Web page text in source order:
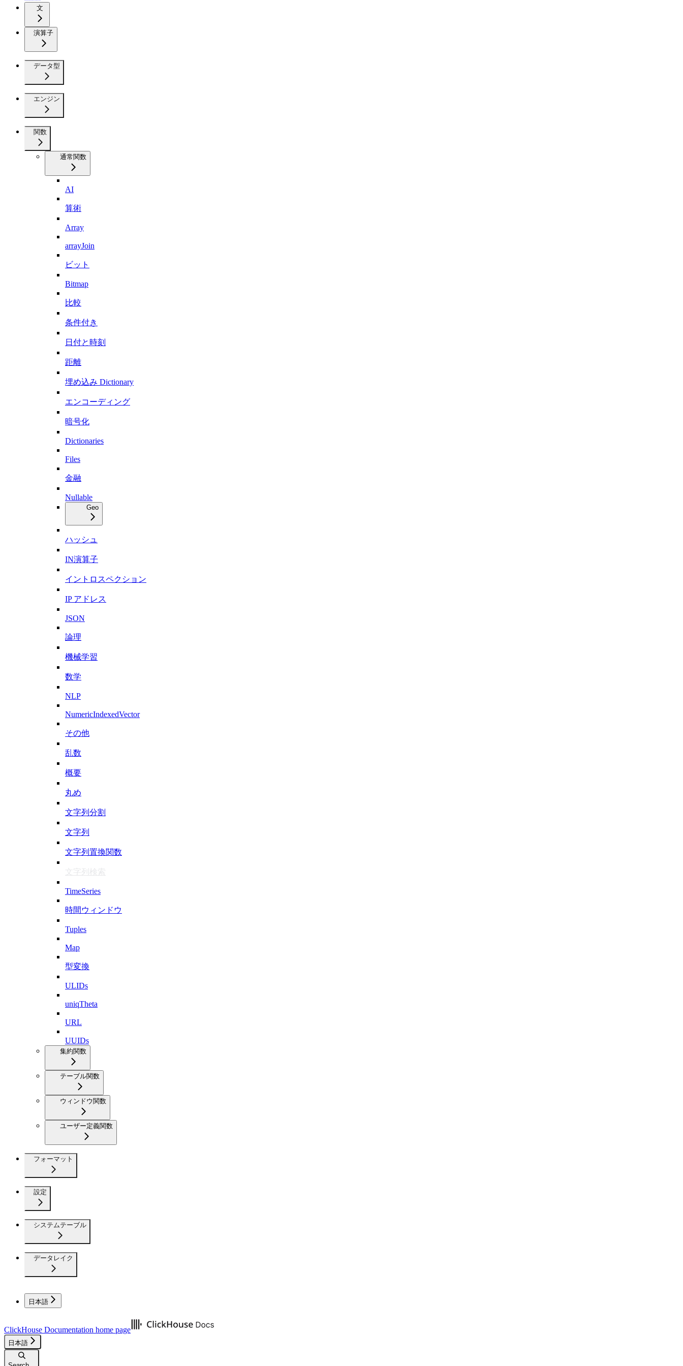
文
演算子
データ型
エンジン
関数
通常関数
AI
算術
Array
arrayJoin
ビット
Bitmap
比較
条件付き
日付と時刻
距離
埋め込み Dictionary
エンコーディング
暗号化
Dictionaries
Files
金融
Nullable
Geo
ハッシュ
IN演算子
イントロスペクション
IP アドレス
JSON
論理
機械学習
数学
NLP
NumericIndexedVector
その他
乱数
概要
丸め
文字列分割
文字列
文字列置換関数
文字列検索
TimeSeries
時間ウィンドウ
Tuples
Map
型変換
ULIDs
uniqTheta
URL
UUIDs
集約関数
テーブル関数
ウィンドウ関数
ユーザー定義関数
フォーマット
設定
システムテーブル
データレイク
日本語
ClickHouse Documentation home page
日本語